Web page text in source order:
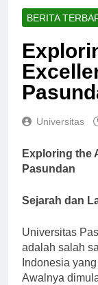
BERITA
Universitas
Exploring the
Pasundan
Sejarah dan
Universitas
adalah salah
Indonesia
Awalnya